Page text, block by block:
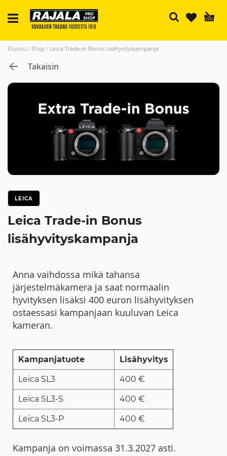
Etusivu Blogi Leica Trade-in Bonus lisähyvityskampanja
Takaisin
LEICA
Leica Trade-in Bonus
lisähyvityskampanja
Anna vaihdossa mikä tahansa
järjestelmäkamera ja saat normaalin
hyvityksen lisäksi 400 euron lisähyvityksen
ostaessasi kampanjaan kuuluvan Leica
kameran.
Kampanjatuote Lisähyvitys
Leica SL3 400 €
Leica SL3-S 400 €
Leica SL3-P 400 €
Kampanja on voimassa 31.3.2027 asti.